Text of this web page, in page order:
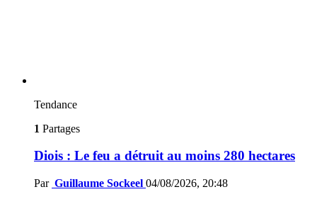
Tendance
1 Partages
Diois : Le feu a détruit au moins 280 hectares
Par Guillaume Sockeel 04/08/2026, 20:48